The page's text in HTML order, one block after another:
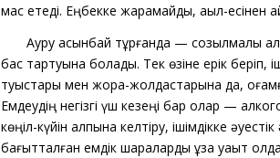
мас етеді. Еңбекке жарамайды, ақыл-есінен
Ауру асқынбай тұрғанда — созылмалы
бас тартуына болады. Тек өзіне ерік беріп,
туыстары мен жора-жолдастарына да,
Емдеудің негізгі үш кезеңі бар олар —
көңіл-күйін қалпына келтіру, ішімдікке
бағытталған емдік шараларды ұзақ уақыт